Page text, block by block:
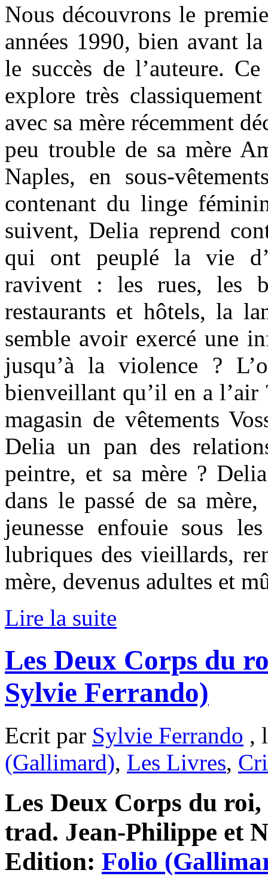
Nous découvrons le
années 1990, bien avant
le succès de l’auteure.
explore très
avec sa mère récemment
peu trouble de sa mère
Naples, en sous-
contenant du linge
suivent, Delia reprend
qui ont peuplé la vie
ravivent : les rues, les
restaurants et hôtels, la
semble avoir exercé une
jusqu’à la violence ?
bienveillant qu’il en a
magasin de vêtements
Delia un pan des
peintre, et sa mère ?
dans le passé de sa
jeunesse enfouie sous
lubriques des vieillards,
mère, devenus adultes et
Lire la suite
Les Deux Corps du
Sylvie Ferrando)
Ecrit par Sylvie Ferrando ,
(Gallimard), Les Livres,
Les Deux Corps du
trad. Jean-Philippe et
Edition: Folio